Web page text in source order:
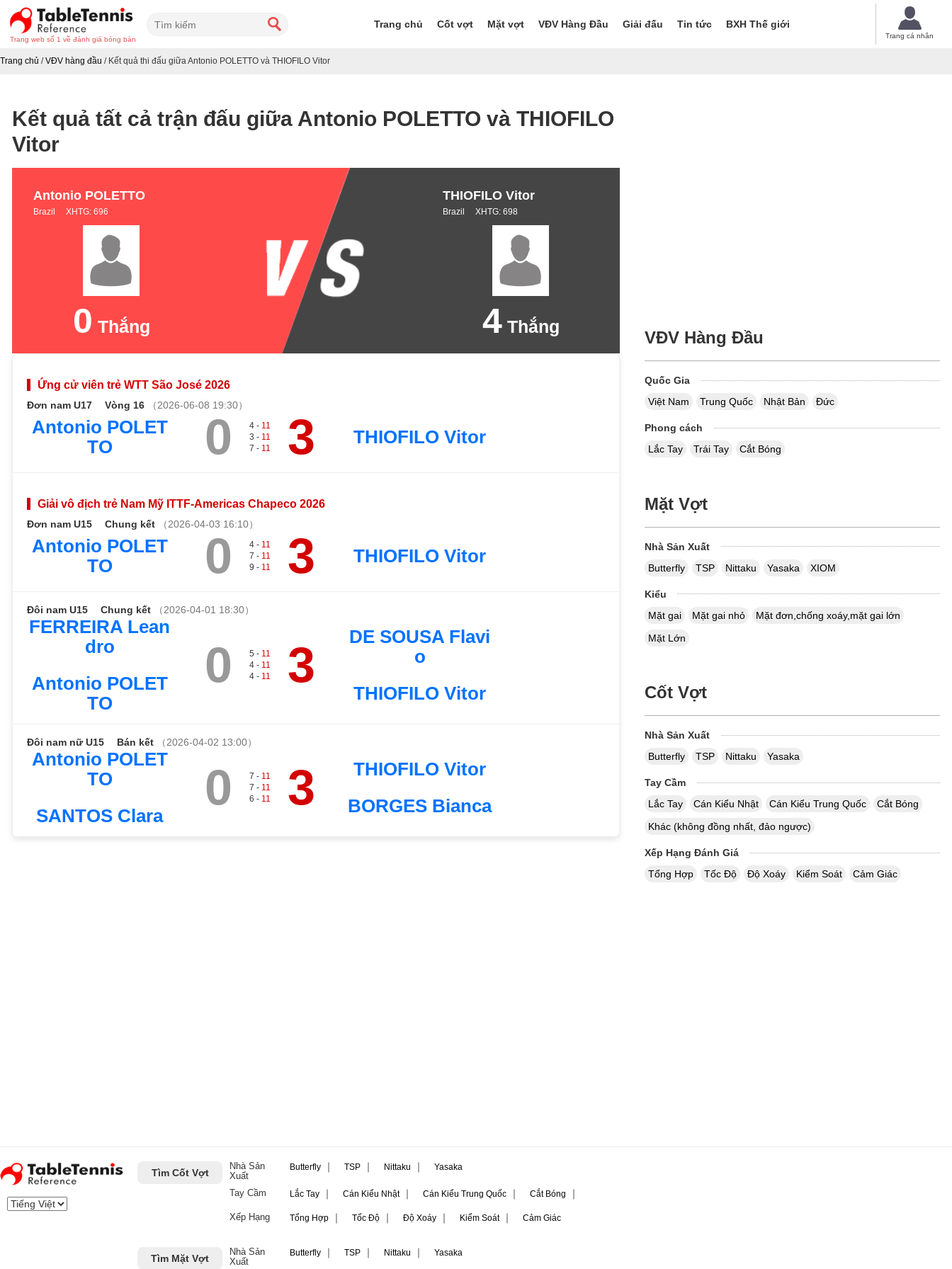
Trang web số 1 về đánh giá bóng bàn
Trang chủ Cốt vợt Mặt vợt VĐV Hàng Đầu Giải đấu Tin tức BXH Thế giới
Trang cá nhân
Trang chủ /VĐV hàng đầu / Kết quả thi đấu giữa Antonio POLETTO và THIOFILO Vitor
Kết quả tất cả trận đấu giữa Antonio POLETTO và THIOFILO
Vitor
Antonio POLETTO
Brazil XHTG: 696
0 Thắng
THIOFILO Vitor
Brazil XHTG: 698
4Thắng
Ứng cử viên trẻ WTT São José 2026
Đơn nam U17 Vòng 16 （2026-06-08 19:30）
Antonio POLET
TO
0 4 - 11
3 - 11
7 - 11 3 THIOFILO Vitor
Giải vô địch trẻ Nam Mỹ ITTF-Americas Chapeco 2026
Đơn nam U15 Chung kết （2026-04-03 16:10）
Antonio POLET
TO
0 4 - 11
7 - 11
9 - 11 3 THIOFILO Vitor
Đôi nam U15 Chung kết （2026-04-01 18:30）
FERREIRA Lean
dro
Antonio POLET
TO
0 5 - 11
4 - 11
4 - 11 3
DE SOUSA Flavi
o
THIOFILO Vitor
Đôi nam nữ U15 Bán kết （2026-04-02 13:00）
Antonio POLET
TO
SANTOS Clara
0 7 - 11
7 - 11
6 - 11 3
THIOFILO Vitor
BORGES Bianca
VĐV Hàng Đầu
Quốc Gia
Việt Nam
Trung Quốc Nhật Bản Đức
Phong cách
Lắc Tay
Trái Tay Cắt Bóng
Mặt Vợt
Nhà Sản Xuất
Butterfly
TSP Nittaku Yasaka XIOM
Kiểu
Mặt gai
Mặt gai nhỏ
Mặt đơn,chống xoáy,mặt gai lớn
Mặt Lớn
Cốt Vợt
Nhà Sản Xuất
Butterfly
TSP Nittaku Yasaka
Tay Cầm
Lắc Tay
Cán Kiểu Nhật Cán Kiểu Trung Quốc
Cắt Bóng
Khác (không đồng nhất, đảo ngược)
Xếp Hạng Đánh Giá
Tổng Hợp
Tốc Độ Độ Xoáy Kiểm Soát Cảm Giác
Tìm Cốt Vợt
Nhà Sản
Xuất
Butterfly ｜ TSP ｜ Nittaku ｜ Yasaka
Tay Cầm Lắc Tay ｜ Cán Kiểu Nhật｜ Cán Kiểu Trung Quốc ｜ Cắt Bóng ｜
Xếp Hạng Tổng Hợp ｜ Tốc Độ ｜ Độ Xoáy ｜ Kiểm Soát｜ Cảm Giác
Tìm Mặt Vợt
Nhà Sản
Xuất
Butterfly ｜ TSP ｜ Nittaku ｜ Yasaka